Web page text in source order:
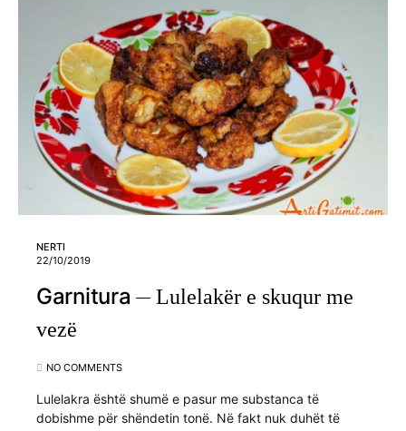
NERTI
22/10/2019
Garnitura
Lulelakër e skuqur me
vezë
NO COMMENTS
Lulelakra është shumë e pasur me substanca të
dobishme për shëndetin tonë. Në fakt nuk duhët të